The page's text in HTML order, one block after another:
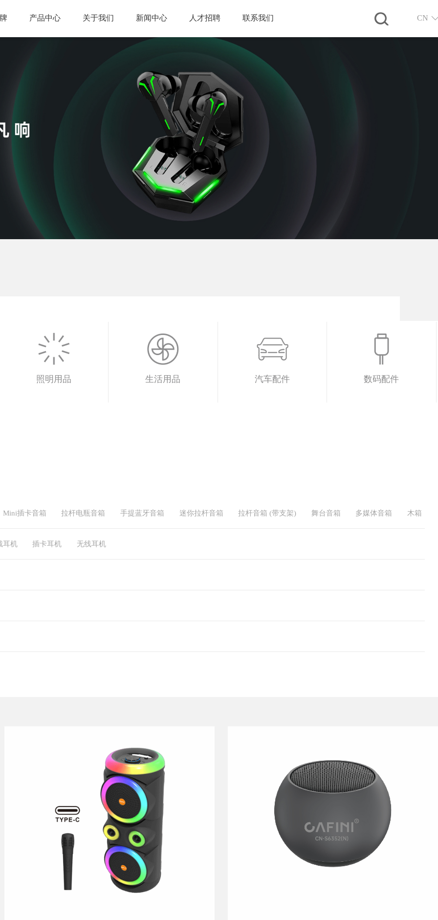
产品中心 关于我们 新闻中心 人才招聘 联系我们 CN
照明用品 生活用品 汽车配件 数码配件
Mini插卡音箱 拉杆电瓶音箱 手提蓝牙音箱 迷你拉杆音箱 拉杆音箱 (带支架) 舞台音箱 多媒体音箱 木箱
耳机 插卡耳机 无线耳机